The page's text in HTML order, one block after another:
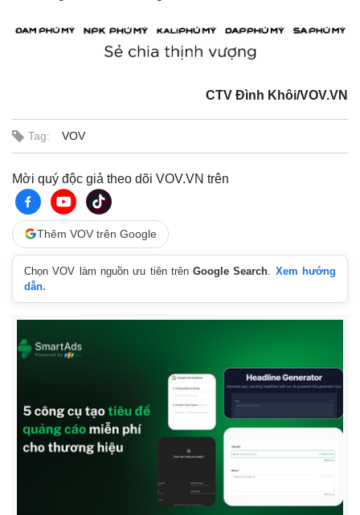
Thị trường
Giá vàng
Tiêu dùng
CTV Đình Khôi/VOV.VN
Tag: VOV
Mời quý độc giả theo dõi VOV.VN trên
Thêm VOV trên Google
Chọn VOV làm nguồn ưu tiên trênGoogle Search
Xem hướng
dẫn.